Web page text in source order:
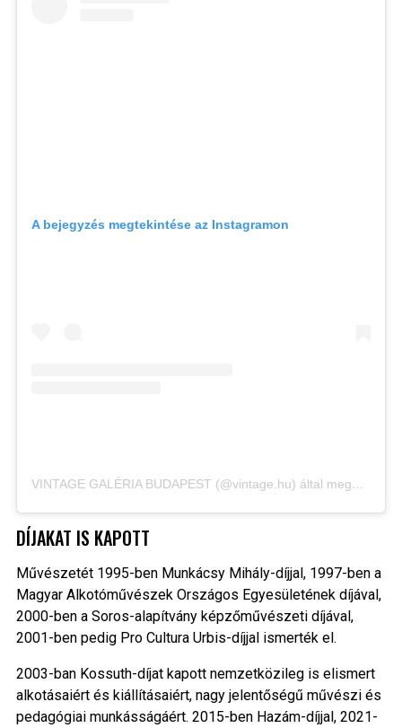
A bejegyzés megtekintése az Instagramon
VINTAGE GALÉRIA BUDAPEST (@vintage.hu) által megosztott bejegyzés
DÍJAKAT IS KAPOTT
Művészetét 1995-ben Munkácsy Mihály-díjjal, 1997-ben a
Magyar Alkotóművészek Országos Egyesületének díjával,
2000-ben a Soros-alapítvány képzőművészeti díjával,
2001-ben pedig Pro Cultura Urbis-díjjal ismerték el.
2003-ban Kossuth-díjat kapott nemzetközileg is elismert
alkotásaiért és kiállításaiért, nagy jelentőségű művészi és
pedagógiai munkásságáért. 2015-ben Hazám-díjjal, 2021-